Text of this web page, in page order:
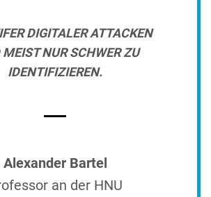
DIGITALER ATTACKEN
NUR SCHWER ZU
IDENTIFIZIEREN.
Alexander Bartel
an der HNU